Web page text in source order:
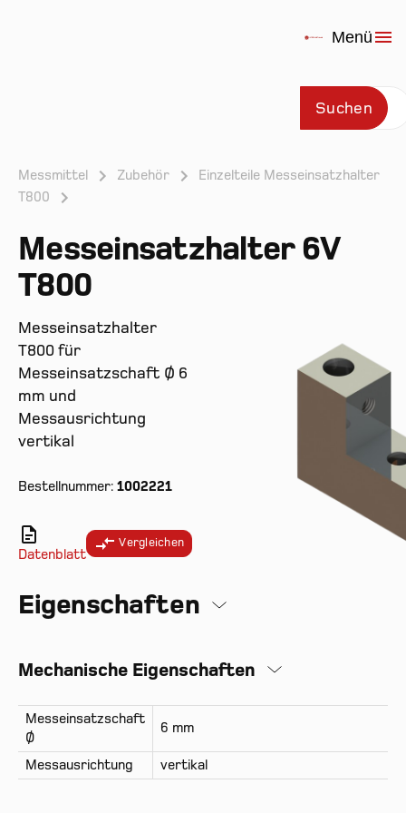
Menü
Suchen
Messmittel Zubehör
Einzelteile Messeinsatzhalter
T800
Messeinsatzhalter 6V
T800
Messeinsatzhalter
T800 für
Messeinsatzschaft Ø 6
mm und
Messausrichtung
vertikal
Bestellnummer: 1002221
Datenblatt
Vergleichen
Eigenschaften
Mechanische Eigenschaften
Messeinsatzschaft
Ø
6 mm
Messausrichtung vertikal